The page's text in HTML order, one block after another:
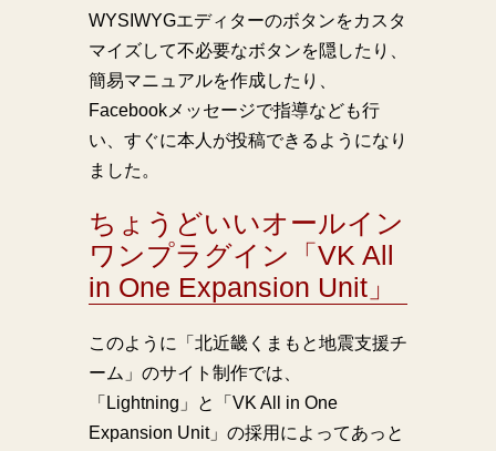
WYSIWYGエディターのボタンをカスタ
マイズして不必要なボタンを隠したり、
簡易マニュアルを作成したり、
Facebookメッセージで指導なども行
い、すぐに本人が投稿できるようになり
ました。
ちょうどいいオールイン
ワンプラグイン「VK All
in One Expansion Unit」
このように「北近畿くまもと地震支援チ
ーム」のサイト制作では、
「Lightning」と「VK All in One
Expansion Unit」の採用によってあっと